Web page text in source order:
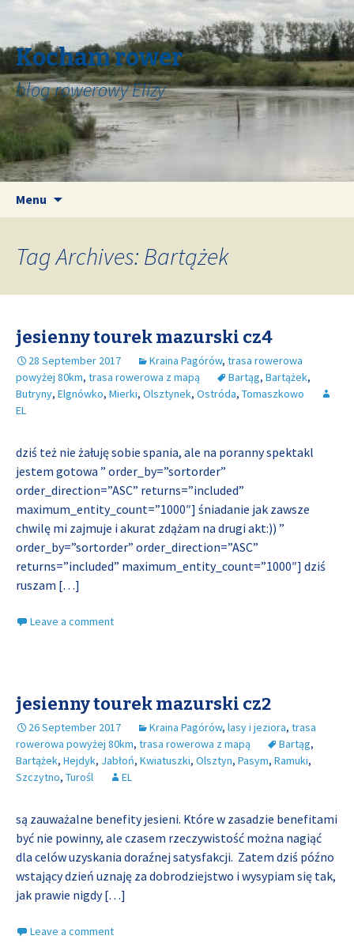
Kocham rower
blog rowerowy Elizy
Menu
Tag Archives: Bartążek
jesienny tourek mazurski cz4
28 September 2017 Kraina Pagórów, trasa rowerowa
powyżej 80km, trasa rowerowa z mapą Bartąg, Bartążek,
Butryny, Elgnówko, Mierki, Olsztynek, Ostróda, Tomaszkowo
EL
dziś też nie żałuję sobie spania, ale na poranny spektakl
jestem gotowa ” order_by=”sortorder”
order_direction=”ASC” returns=”included”
maximum_entity_count=”1000″] śniadanie jak zawsze
chwilę mi zajmuje i akurat zdążam na drugi akt:)) ”
order_by=”sortorder” order_direction=”ASC”
returns=”included” maximum_entity_count=”1000″] dziś
ruszam […]
Leave a comment
jesienny tourek mazurski cz2
26 September 2017 Kraina Pagórów, lasy i jeziora, trasa
rowerowa powyżej 80km, trasa rowerowa z mapą Bartąg,
Bartążek, Hejdyk, Jabłoń, Kwiatuszki, Olsztyn, Pasym, Ramuki,
Szczytno, Turośl EL
są zauważalne benefity jesieni. Które w zasadzie benefitami
być nie powinny, ale czasem rzeczywistość można nagiąć
dla celów uzyskania doraźnej satysfakcji. Zatem dziś późno
wstający dzień uznaję za dobrodziejstwo i wysypiam się tak,
jak prawie nigdy[…]
Leave a comment